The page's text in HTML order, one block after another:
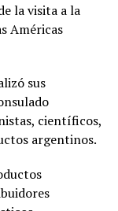
la visita a la
Américas
sus
científicos,
argentinos.